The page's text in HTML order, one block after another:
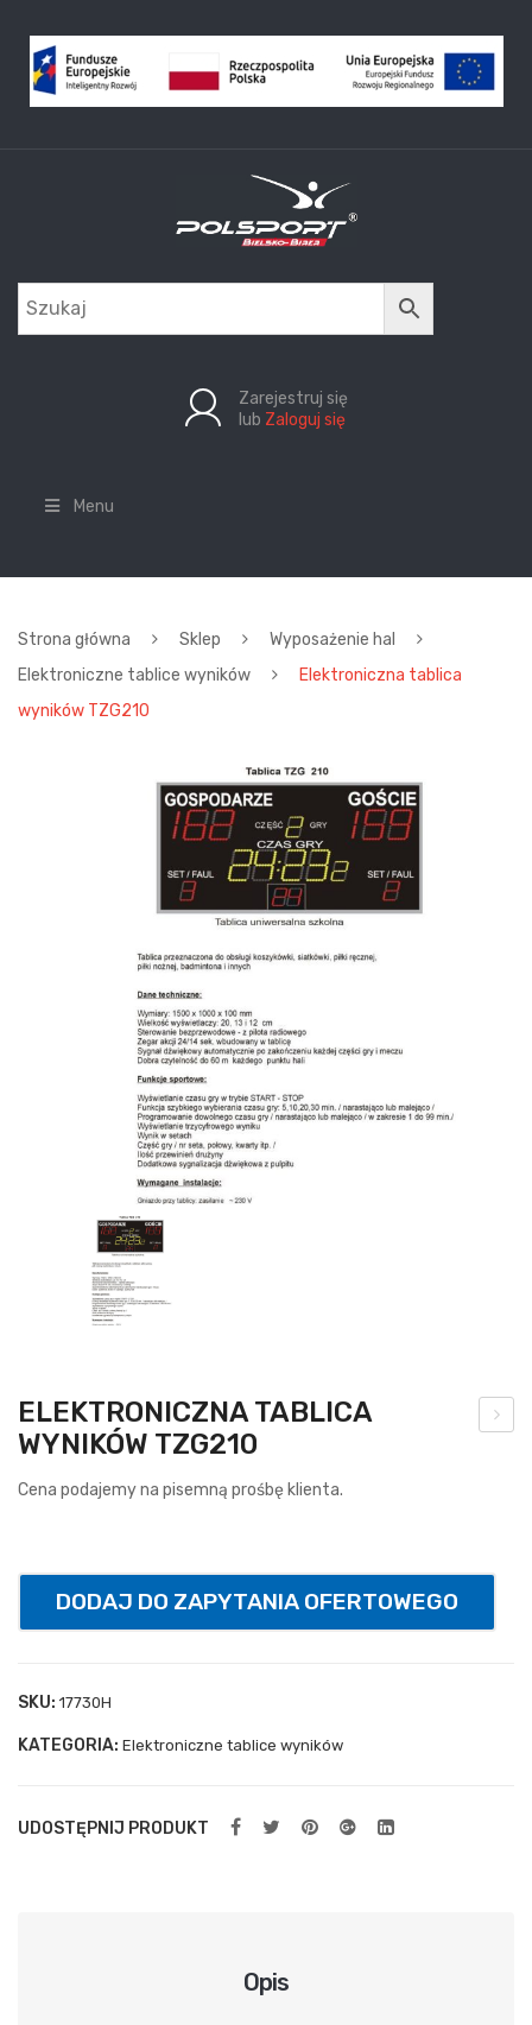
Zarejestruj się
lub Zaloguj się
Menu
Strona główna Sklep
Wyposażenie hal
Elektroniczne tablice wyników
Elektroniczna tablica
wyników TZG210
za
ELEKTRONICZNA TABLICA
WYNIKÓW TZG210
Cena podajemy na pisemną prośbę klienta.
DODAJ DO ZAPYTANIA OFERTOWEGO
SKU: 17730H
KATEGORIA: Elektroniczne tablice wyników
UDOSTĘPNIJ PRODUKT
Opis